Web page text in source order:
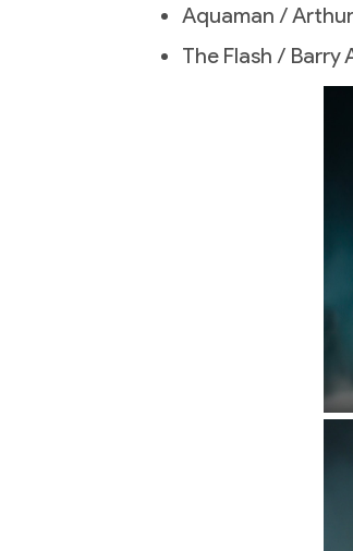
Aquaman /
The Flash / Barry